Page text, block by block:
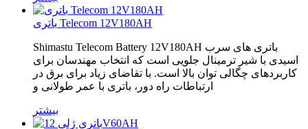
باتری Telecom 12V180AH
Shimastu Telecom Battery 12V180AH باتری های سرب
اسیدی با شیر ترمینال جلویی است که انتخاب مهندسان برای
کاربردهای چگالی توان بالا است. با تقاضای زیاد برای برق در
ارتباطات راه دور، باتری با عمر طولانی و
بیشتر